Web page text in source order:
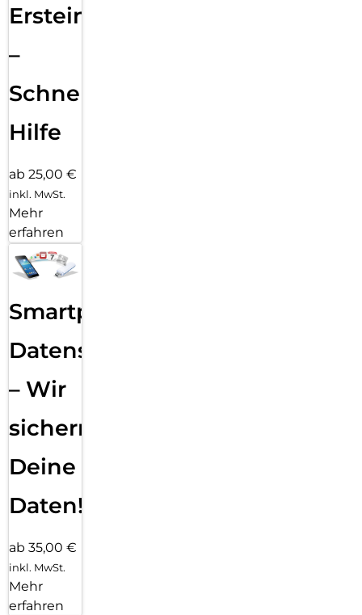
Ersteinrichtung
–
Schnelle
Hilfe
ab 25,00 €
inkl. MwSt.
Mehr
erfahren
Smartphone
Datensicherung
– Wir
sichern
Deine
Daten!
ab 35,00 €
inkl. MwSt.
Mehr
erfahren